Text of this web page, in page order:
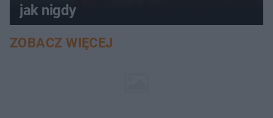
jak nigdy
ZOBACZ WIĘCEJ